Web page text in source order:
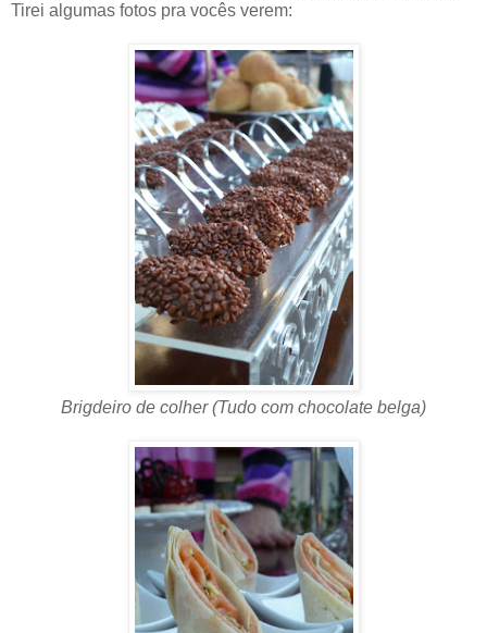
Tirei algumas fotos pra vocês verem:
Brigdeiro de colher (Tudo com chocolate belga)